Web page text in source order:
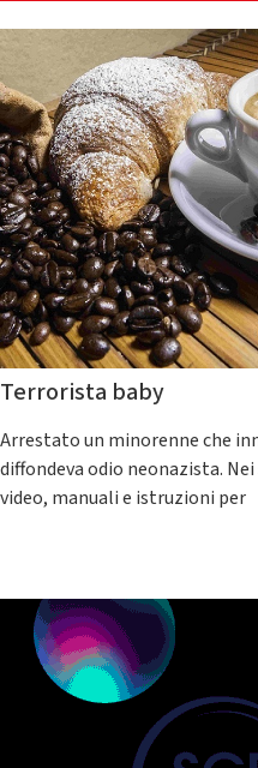
Terrorista baby
Arrestato un minorenne che
diffondeva odio neonazista.
video, manuali e istruzioni per